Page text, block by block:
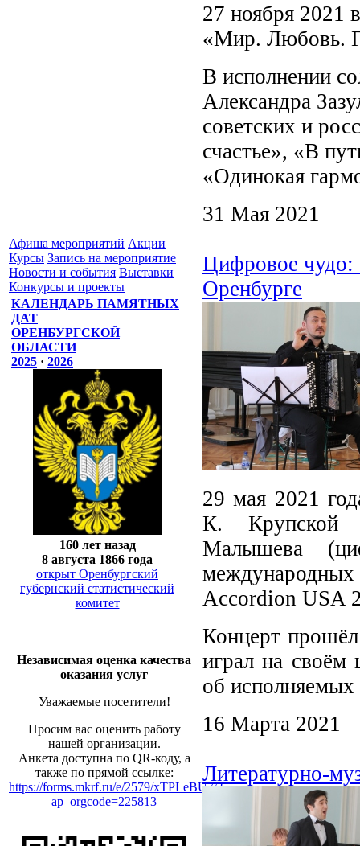
Афиша мероприятий Акции
Курсы Запись на мероприятие
Новости и события Выставки
Конкурсы и проекты
КАЛЕНДАРЬ ПАМЯТНЫХ
ДАТ
ОРЕНБУРГСКОЙ
ОБЛАСТИ
2025 · 2026
160 лет назад
8 августа 1866 года
открыт Оренбургский
губернский статистический
комитет
Независимая оценка качества
оказания услуг
Уважаемые посетители!
Просим вас оценить работу
нашей организации.
Анкета доступна по QR-коду, а
также по прямой ссылке:
https://forms.mkrf.ru/e/2579/xTPLeBU7/?
ap_orgcode=225813
27 ноября 2021
«Мир. Любовь.
В исполнении
Александра
советских и
счастье», «В
«Одинокая
31 Мая 2021
Цифровое чудо:
Оренбурге
29 мая 2021
К. Крупской
Малышева
Аccordion USA
Концерт
играл на своём
об исполняемых
16 Марта 2021
Литературно-